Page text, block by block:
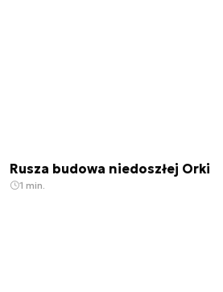
Rusza budowa niedoszłej Orki
1 min.